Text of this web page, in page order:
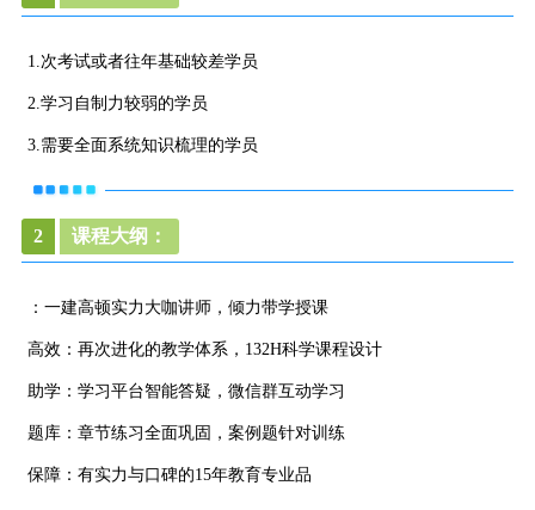
1.次考试或者往年基础较差学员
2.学习自制力较弱的学员
3.需要全面系统知识梳理的学员
2 课程大纲：
：一建高顿实力大咖讲师，倾力带学授课
高效：再次进化的教学体系，132H科学课程设计
助学：学习平台智能答疑，微信群互动学习
题库：章节练习全面巩固，案例题针对训练
保障：有实力与口碑的15年教育专业品